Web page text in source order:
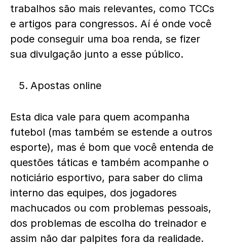
trabalhos são mais relevantes, como TCCs
e artigos para congressos. Aí é onde você
pode conseguir uma boa renda, se fizer
sua divulgação junto a esse público.
Apostas online
Esta dica vale para quem acompanha
futebol (mas também se estende a outros
esporte), mas é bom que você entenda de
questões táticas e também acompanhe o
noticiário esportivo, para saber do clima
interno das equipes, dos jogadores
machucados ou com problemas pessoais,
dos problemas de escolha do treinador e
assim não dar palpites fora da realidade.